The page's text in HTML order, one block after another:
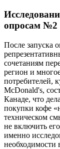
опросам №2
После запуска
сочетаниям
регион и
потребителей,
McDonald's,
Канаде, что
покупки кофе
техническом
не включить
именно
необходимости